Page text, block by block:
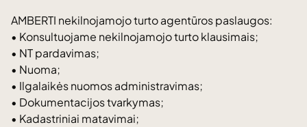
AMBERTI nekilnojamojo turto agentūros paslaugos:
• Konsultuojame nekilnojamojo turto klausimais;
• NT pardavimas;
• Nuoma;
• Ilgalaikės nuomos administravimas;
• Dokumentacijos tvarkymas;
• Kadastriniai matavimai;